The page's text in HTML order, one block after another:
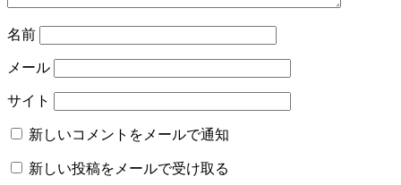
名前
メール
サイト
新しいコメントをメールで通知
新しい投稿をメールで受け取る